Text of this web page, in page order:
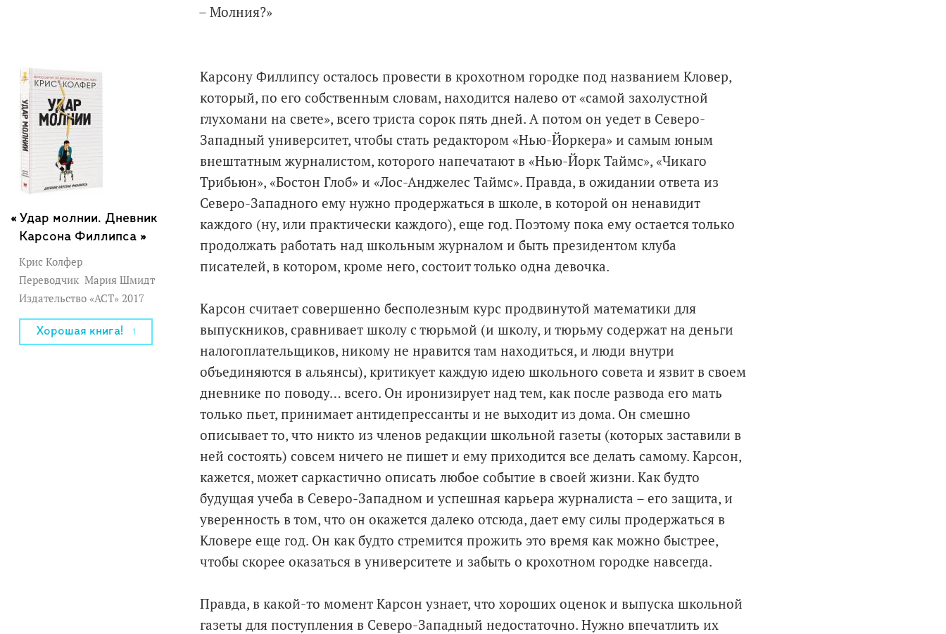
– Молния?»
Удар молнии. Дневник
Карсона Филлипса »
Крис Колфер
Переводчик Мария Шмидт
Издательство «АСТ» 2017
Хорошая книга! 1
Карсону Филлипсу осталось провести в крохотном городке под названием Кловер,
который, по его собственным словам, находится налево от «самой захолустной
глухомани на свете», всего триста сорок пять дней. А потом он уедет в Северо-
Западный университет, чтобы стать редактором «Нью-Йоркера» и самым юным
внештатным журналистом, которого напечатают в «Нью-Йорк Таймс», «Чикаго
Трибьюн», «Бостон Глоб» и «Лос-Анджелес Таймс». Правда, в ожидании ответа из
Северо-Западного ему нужно продержаться в школе, в которой он ненавидит
каждого (ну, или практически каждого), еще год. Поэтому пока ему остается только
продолжать работать над школьным журналом и быть президентом клуба
писателей, в котором, кроме него, состоит только одна девочка.
Карсон считает совершенно бесполезным курс продвинутой математики для
выпускников, сравнивает школу с тюрьмой (и школу, и тюрьму содержат на деньги
налогоплательщиков, никому не нравится там находиться, и люди внутри
объединяются в альянсы), критикует каждую идею школьного совета и язвит в своем
дневнике по поводу… всего. Он иронизирует над тем, как после развода его мать
только пьет, принимает антидепрессанты и не выходит из дома. Он смешно
описывает то, что никто из членов редакции школьной газеты (которых заставили в
ней состоять) совсем ничего не пишет и ему приходится все делать самому. Карсон,
кажется, может саркастично описать любое событие в своей жизни. Как будто
будущая учеба в Северо-Западном и успешная карьера журналиста – его защита, и
уверенность в том, что он окажется далеко отсюда, дает ему силы продержаться в
Кловере еще год. Он как будто стремится прожить это время как можно быстрее,
чтобы скорее оказаться в университете и забыть о крохотном городке навсегда.
Правда, в какой-то момент Карсон узнает, что хороших оценок и выпуска школьной
газеты для поступления в Северо-Западный недостаточно. Нужно впечатлить их